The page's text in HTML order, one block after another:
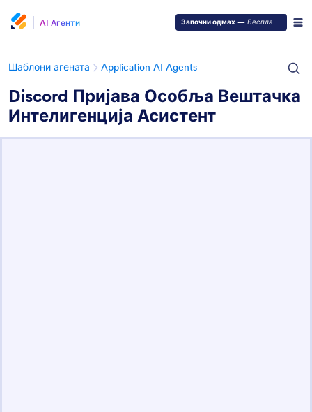
AI Агенти Започни одмах — Бесплатно је!
Шаблони агената Application AI Agents
Discord Пријава Особља Вештачка
Интелигенција Асистент